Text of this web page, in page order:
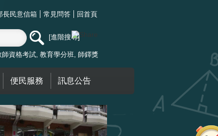
長民意信箱 常見問答 回首頁
進階搜尋
師資格考試 教育學分班 師鐸獎
便民服務 訊息公告